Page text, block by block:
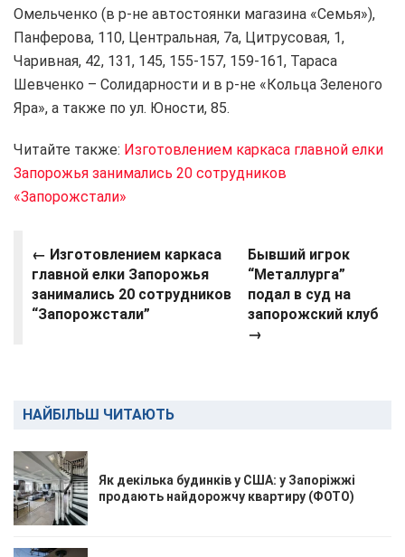
Омельченко (в р-не автостоянки магазина «Семья»),
Панферова, 110, Центральная, 7а, Цитрусовая, 1,
Чаривная, 42, 131, 145, 155-157, 159-161, Тараса
Шевченко – Солидарности и в р-не «Кольца Зеленого
Яра», а также по ул. Юности, 85.
Читайте также: Изготовлением каркаса главной елки
Запорожья занимались 20 сотрудников
«Запорожстали»
← Изготовлением каркаса
главной елки Запорожья
занимались 20 сотрудников
“Запорожстали”
Бывший игрок
“Металлурга”
подал в суд на
запорожский клуб
→
НАЙБІЛЬШ ЧИТАЮТЬ
Як декілька будинків у США: у Запоріжжі
продають найдорожчу квартиру (ФОТО)